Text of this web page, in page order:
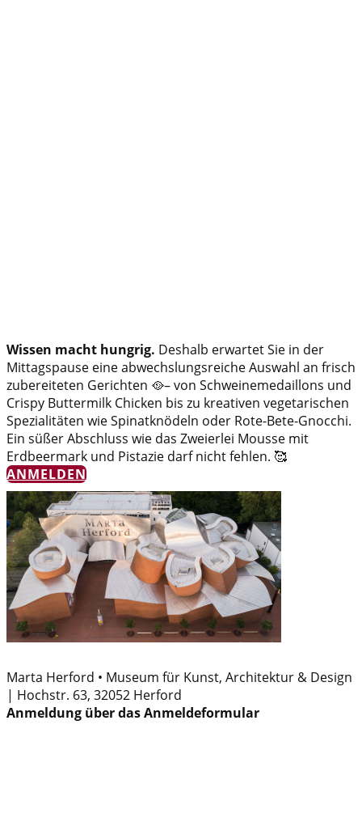
Wissen macht hungrig. Deshalb erwartet Sie in der
Mittagspause eine abwechslungsreiche Auswahl an frisch
zubereiteten Gerichten 🥘– von Schweinemedaillons und
Crispy Buttermilk Chicken bis zu kreativen vegetarischen
Spezialitäten wie Spinatknödeln oder Rote-Bete-Gnocchi.
Ein süßer Abschluss wie das Zweierlei Mousse mit
Erdbeermark und Pistazie darf nicht fehlen. 🥰
ANMELDEN
Marta Herford • Museum für Kunst, Architektur & Design
| Hochstr. 63, 32052 Herford
Anmeldung über das Anmeldeformular